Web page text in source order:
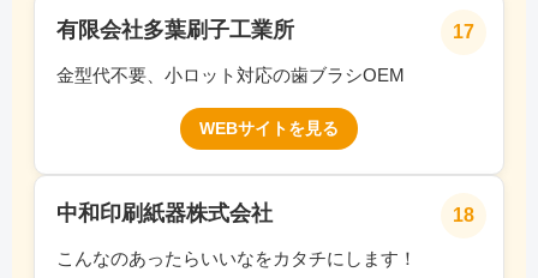
17
有限会社多葉刷子工業所
金型代不要、小ロット対応の歯ブラシOEM
WEBサイトを見る
18
中和印刷紙器株式会社
こんなのあったらいいなをカタチにします！